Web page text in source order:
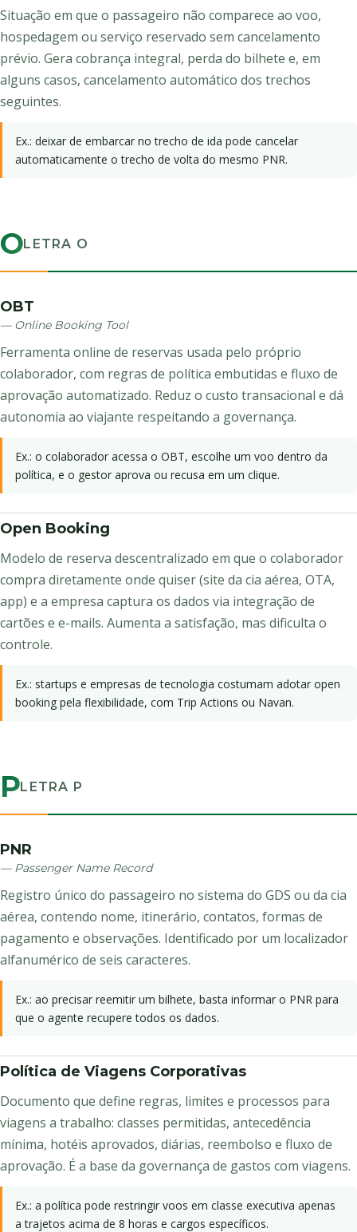
Situação em que o passageiro não comparece ao voo,
hospedagem ou serviço reservado sem cancelamento
prévio. Gera cobrança integral, perda do bilhete e, em
alguns casos, cancelamento automático dos trechos
seguintes.
Ex.: deixar de embarcar no trecho de ida pode cancelar
automaticamente o trecho de volta do mesmo PNR.
OLETRA O
OBT
— Online Booking Tool
Ferramenta online de reservas usada pelo próprio
colaborador, com regras de política embutidas e fluxo de
aprovação automatizado. Reduz o custo transacional e dá
autonomia ao viajante respeitando a governança.
Ex.: o colaborador acessa o OBT, escolhe um voo dentro da
política, e o gestor aprova ou recusa em um clique.
Open Booking
Modelo de reserva descentralizado em que o colaborador
compra diretamente onde quiser (site da cia aérea, OTA,
app) e a empresa captura os dados via integração de
cartões e e-mails. Aumenta a satisfação, mas dificulta o
controle.
Ex.: startups e empresas de tecnologia costumam adotar open
booking pela flexibilidade, com Trip Actions ou Navan.
PLETRA P
PNR
— Passenger Name Record
Registro único do passageiro no sistema do GDS ou da cia
aérea, contendo nome, itinerário, contatos, formas de
pagamento e observações. Identificado por um localizador
alfanumérico de seis caracteres.
Ex.: ao precisar reemitir um bilhete, basta informar o PNR para
que o agente recupere todos os dados.
Política de Viagens Corporativas
Documento que define regras, limites e processos para
viagens a trabalho: classes permitidas, antecedência
mínima, hotéis aprovados, diárias, reembolso e fluxo de
aprovação. É a base da governança de gastos com viagens.
Ex.: a política pode restringir voos em classe executiva apenas
a trajetos acima de 8 horas e cargos específicos.